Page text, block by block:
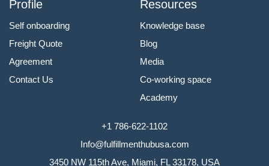
Profile
Self onboarding
Freight Quote
Agreement
Contact Us
Resources
Knowledge base
Blog
Media
Co-working space
Academy
+1 786-622-1102
Info@fulfillmenthubusa.com
3450 NW 115th Ave, Miami, FL 33178, USA